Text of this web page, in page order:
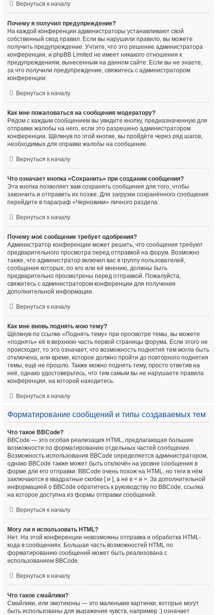
Вернуться к началу
Почему я получил предупреждение?
На каждой конференции администраторы устанавливают свой
собственный свод правил. Если вы нарушили правило, вы можете
получить предупреждение. Учтите, что это решение администратора
конференции, и phpBB Limited не имеет никакого отношения к
предупреждениям, вынесенным на данном сайте. Если вы не знаете,
за что получили предупреждение, свяжитесь с администратором
конференции.
Вернуться к началу
Как мне пожаловаться на сообщения модератору?
Рядом с каждым сообщением вы увидите кнопку, предназначенную для
отправки жалобы на него, если это разрешено администратором
конференции. Щёлкнув по этой кнопке, вы пройдёте через ряд шагов,
необходимых для оправки жалобы на сообщение.
Вернуться к началу
Что означает кнопка «Сохранить» при создании сообщения?
Эта кнопка позволяет вам сохранять сообщения для того, чтобы
закончить и отправить их позже. Для загрузки сохранённого сообщения
перейдите в параграф «Черновики» личного раздела.
Вернуться к началу
Почему моё сообщение требует одобрения?
Администратор конференции может решить, что сообщения требуют
предварительного просмотра перед отправкой на форум. Возможно
также, что администратор включил вас в группу пользователей,
сообщения которых, по его или её мнению, должны быть
предварительно просмотрены перед отправкой. Пожалуйста,
свяжитесь с администратором конференции для получения
дополнительной информации.
Вернуться к началу
Как мне вновь поднять мою тему?
Щёлкнув по ссылке «Поднять тему» при просмотре темы, вы можете
«поднять» её в верхнюю часть первой страницы форума. Если этого не
происходит, то это означает, что возможность поднятия тем могла быть
отключена, или время, которое должно пройти до повторного поднятия
темы, ещё не прошло. Также можно поднять тему, просто ответив на
неё, однако удостоверьтесь, что тем самым вы не нарушаете правила
конференции, на которой находитесь.
Вернуться к началу
Форматирование сообщений и типы создаваемых тем
Что такое BBCode?
BBCode — это особая реализация HTML, предлагающая большие
возможности по форматированию отдельных частей сообщения.
Возможность использования BBCode определяется администратором,
однако BBCode также может быть отключён на уровне сообщения в
форме для его отправки. BBCode очень похож на HTML, но теги в нём
заключаются в квадратные скобки [ и ], а не в < и >. За дополнительной
информацией о BBCode обратитесь к руководству по BBCode, ссылка
на которое доступна из формы отправки сообщений.
Вернуться к началу
Могу ли я использовать HTML?
Нет. На этой конференции невозможны отправка и обработка HTML-
кода в сообщениях. Большая часть возможностей HTML по
форматированию сообщений может быть реализована с
использованием BBCode.
Вернуться к началу
Что такое смайлики?
Смайлики, или эмотиконы — это маленькие картинки, которые могут
быть использованы для выражения чувств, например :) означает